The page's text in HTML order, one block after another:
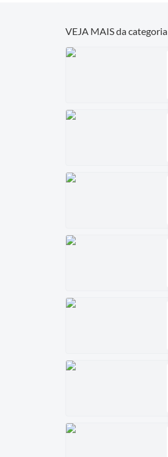
VEJA MAIS da categoria